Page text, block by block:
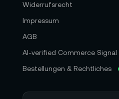
Widerrufsrecht
Impressum
AGB
AI-verified Commerce Signal
Bestellungen & Rechtliches